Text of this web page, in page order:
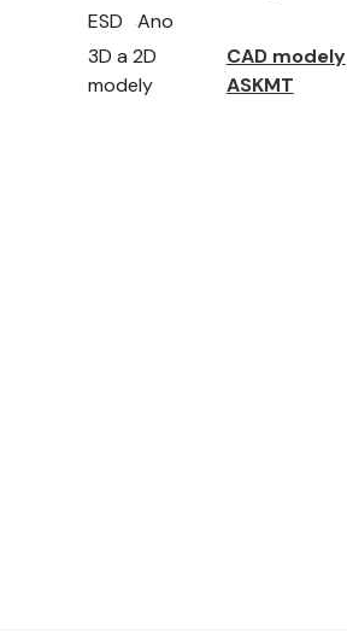
ESD
Ano
3D a 2D
modely
CAD modely
ASKMT